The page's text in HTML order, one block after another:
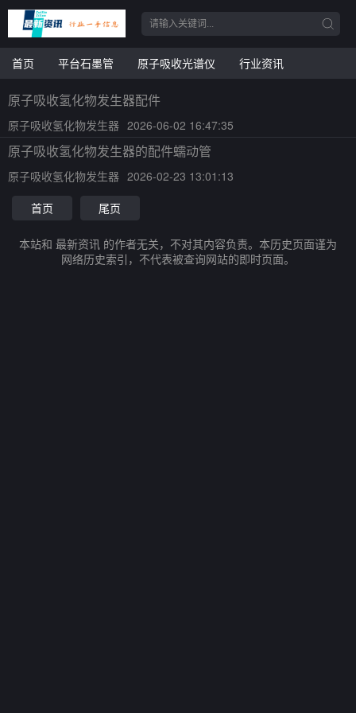
首页 平台石墨管 原子吸收光谱仪 行业资讯
原子吸收氢化物发生器配件
原子吸收氢化物发生器 2026-06-02 16:47:35
原子吸收氢化物发生器的配件蠕动管
原子吸收氢化物发生器 2026-02-23 13:01:13
首页
尾页
本站和 最新资讯 的作者无关，不对其内容负责。本历史页面谨为
网络历史索引，不代表被查询网站的即时页面。